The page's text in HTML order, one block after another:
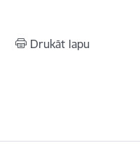
Drukāt lapu